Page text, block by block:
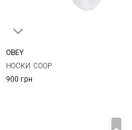
OBEY
НОСКИ COOP
900 грн